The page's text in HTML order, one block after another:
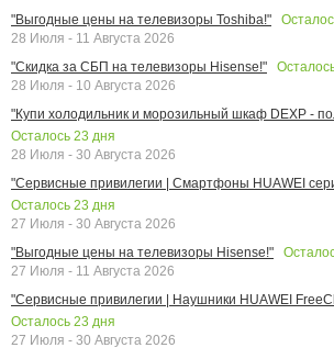
"Выгодные цены на телевизоры Toshiba!"
28 Июля - 11 Августа 2026
"Скидка за СБП на телевизоры Hisense!"
28 Июля - 10 Августа 2026
"Купи холодильник и морозильный шкаф DEXP -
Осталось 23 дня
28 Июля - 30 Августа 2026
"Сервисные привилегии | Смартфоны HUAWEI
Осталось 23 дня
27 Июля - 30 Августа 2026
"Выгодные цены на телевизоры Hisense!"
27 Июля - 11 Августа 2026
"Сервисные привилегии | Наушники HUAWEI
Осталось 23 дня
27 Июля - 30 Августа 2026